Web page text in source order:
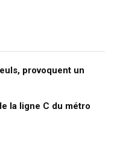
provoquent un
la ligne C du métro